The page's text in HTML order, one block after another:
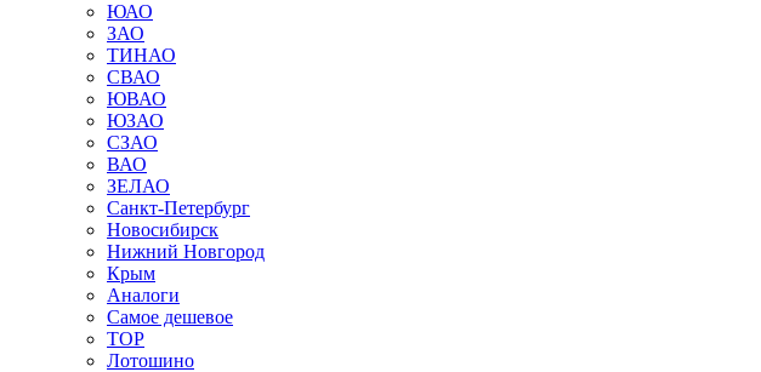
ЮАО
ЗАО
ТИНАО
СВАО
ЮВАО
ЮЗАО
СЗАО
ВАО
ЗЕЛАО
Санкт-Петербург
Новосибирск
Нижний Новгород
Крым
Аналоги
Самое дешевое
TOP
Лотошино